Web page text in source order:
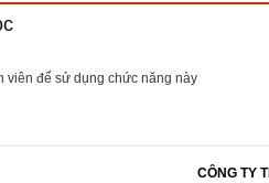
viên để sử dụng chức năng này
CÔNG TY